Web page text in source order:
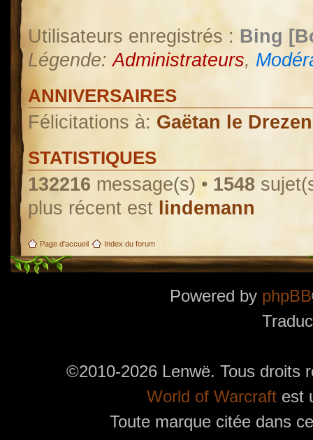
Utilisateurs enregistrés : Bing
Légende:Administrateurs,
ANNIVERSAIRES
Félicitations à: Gaëtan le Drezen
STATISTIQUES
132216 message(s) • 1548
plus récent est lindemann
Page d'accueil Index du forum
Powered by phpBB
©2010-2026 Lenwë. Tous droits
World of Warcraftest
Toute marque citée dans